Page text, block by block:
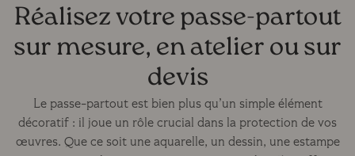
Réalisez votre passe-partout
sur mesure, en atelier ou sur
devis
Le passe-partout est bien plus qu’un simple élément
décoratif : il joue un rôle crucial dans la protection de vos
œuvres. Que ce soit une aquarelle, un dessin, une estampe